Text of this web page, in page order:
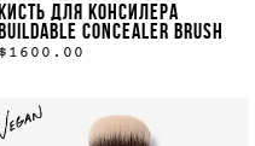
КИСТЬ ДЛЯ КОНСИЛЕРА
BUILDABLE CONCEALER BRUSH
$1600.00